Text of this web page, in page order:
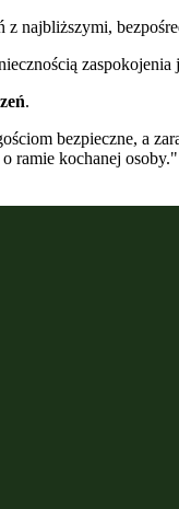
z najbliższymi,
.
bezpieczne, a
ramie kochanej osoby."